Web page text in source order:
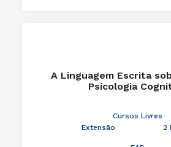
A Linguagem Escrita
Psicologia
Cursos Livres
Extensão
2